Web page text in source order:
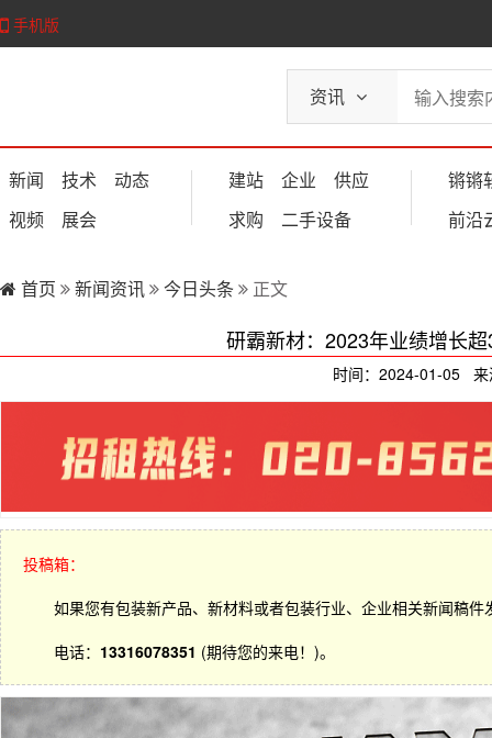
手机版
资讯
新闻 技术
动态
视频
展会
建站 企业
供应
求购
二手设备
锵锵
前沿
首页 新闻资讯 今日头条 正文
研霸新材：2023年业绩增长
时间：2024-01-05
投稿箱：
如果您有包装新产品、新材料或者包装行业、企业相关新闻稿
电话： 13316078351 (期待您的来电！)。